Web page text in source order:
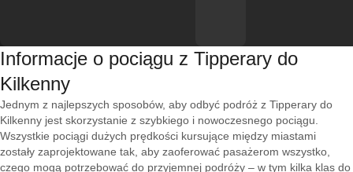
Informacje o pociągu z Tipperary do
Kilkenny
Jednym z najlepszych sposobów, aby odbyć podróż z Tipperary do
Kilkenny jest skorzystanie z szybkiego i nowoczesnego pociągu.
Wszystkie pociągi dużych prędkości kursujące między miastami
zostały zaprojektowane tak, aby zaoferować pasażerom wszystko,
czego mogą potrzebować do przyjemnej podróży – w tym kilka klas do